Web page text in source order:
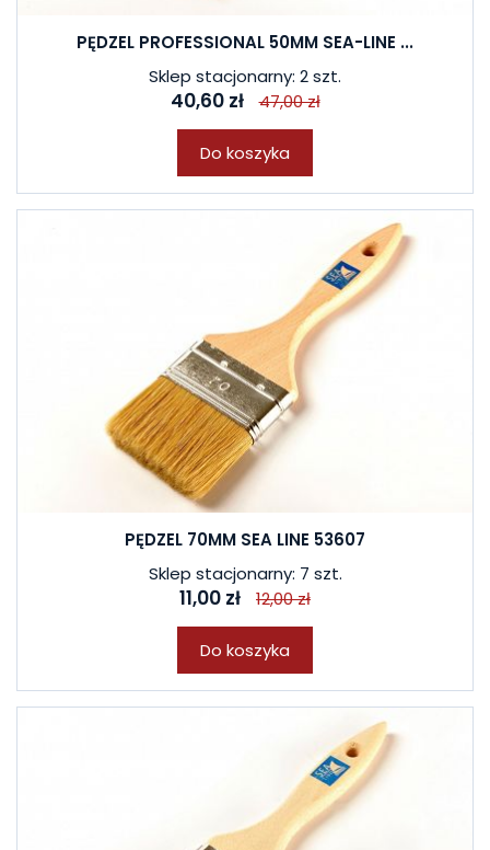
PĘDZEL PROFESSIONAL 50MM SEA-LINE ...
Sklep stacjonarny: 2 szt.
40,60 zł 47,00 zł
Do koszyka
PĘDZEL 70MM SEA LINE 53607
Sklep stacjonarny: 7 szt.
11,00 zł 12,00 zł
Do koszyka